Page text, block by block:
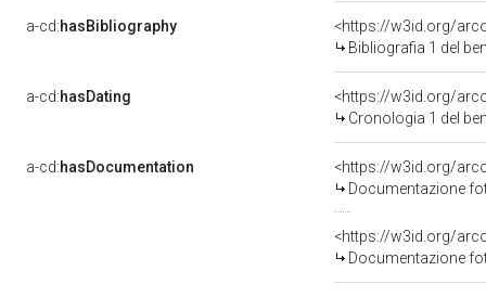
a-cd:hasBibliography
<https://w3id.org/
Bibliografia 1 del
a-cd:hasDating
<https://w3id.org/
Cronologia 1 del
a-cd:hasDocumentation
Documentazione
Documentazione